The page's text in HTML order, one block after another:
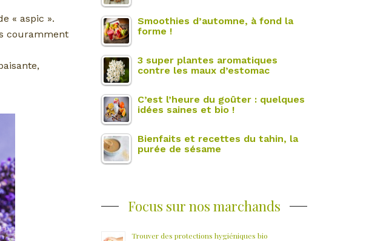
« aspic ».
couramment
Smoothies d’automne, à fond la
forme !
3 super plantes aromatiques
contre les maux d’estomac
C’est l’heure du goûter : quelques
idées saines et bio !
Bienfaits et recettes du tahin, la
purée de sésame
Focus sur nos marchands
Trouver des protections hygiéniques bio